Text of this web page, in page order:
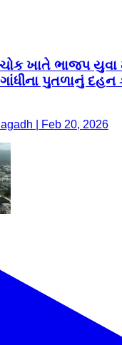
ખાતે ભાજપ યુવા
પુતળાનું દહન
| Feb 20, 2026